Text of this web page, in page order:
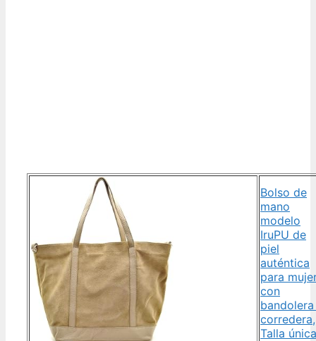
Bolso de
mano
modelo
IruPU de
piel
auténtica
para
con
corredera,
Talla única